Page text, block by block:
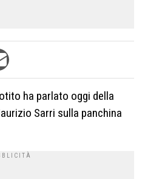
ha parlato oggi della
Sarri sulla panchina